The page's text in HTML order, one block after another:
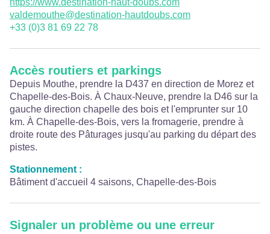
https://www.destination-haut-doubs.com
valdemouthe@destination-hautdoubs.com
+33 (0)3 81 69 22 78
Accès routiers et parkings
Depuis Mouthe, prendre la D437 en direction de Morez et
Chapelle-des-Bois. À Chaux-Neuve, prendre la D46 sur la
gauche direction chapelle des bois et l'emprunter sur 10
km. À Chapelle-des-Bois, vers la fromagerie, prendre à
droite route des Pâturages jusqu'au parking du départ des
pistes.
Stationnement :
Bâtiment d'accueil 4 saisons, Chapelle-des-Bois
Signaler un problème ou une erreur